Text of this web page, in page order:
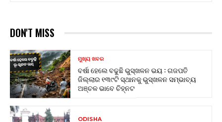
DON'T MISS
ମୁଖ୍ୟ ଖବର
ବର୍ଷା ହେଲେ ବଢୁଛି ଭୁସ୍ଖଳନ ଭୟ : ଗଜପତି
ଜିଲ୍ଲାର ୧୩୯ଟି ସ୍ଥାନକୁ ଭୁସ୍ଖଳନ ସମ୍ଭାବ୍ୟ
ଅଞ୍ଚଳ ଭାବେ ଚିହ୍ନଟ
ODISHA